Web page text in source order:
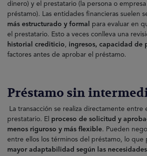
dinero) y el prestatario (la persona o
préstamo). Las entidades financieras suelen
más estructurado y formal para evaluar en
el prestatario. Esto a veces conlleva una
historial crediticio, ingresos, capacidad de
factores antes de aprobar el préstamo.
Préstamo sin
La transacción se realiza directamente entre
prestatario. El proceso de solicitud y
menos riguroso y más flexible. Pueden
entre ellos los términos del préstamo, lo que
mayor adaptabilidad según las necesidades